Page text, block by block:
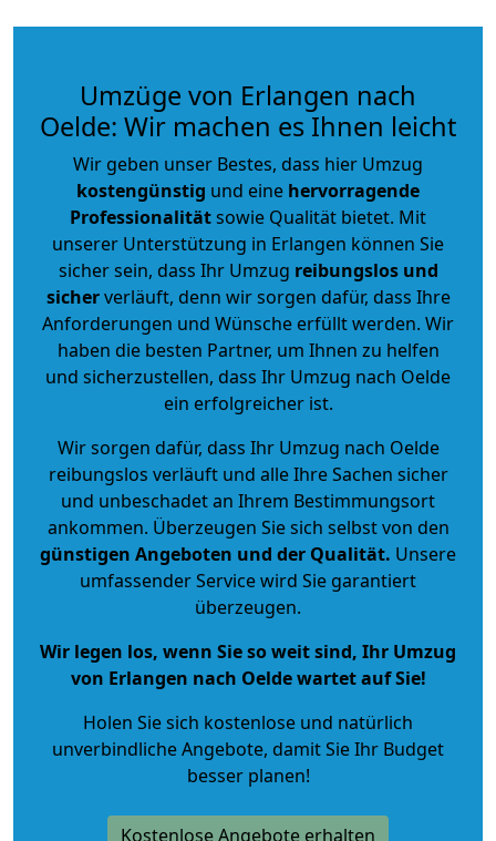
Umzüge von Erlangen nach
Oelde: Wir machen es Ihnen leicht
Wir geben unser Bestes, dass hier Umzug
kostengünstig und eine hervorragende
Professionalitätsowie Qualität bietet. Mit
unserer Unterstützung in Erlangen können Sie
sicher sein, dass Ihr Umzug reibungslos und
sicherverläuft, denn wir sorgen dafür, dass Ihre
Anforderungen und Wünsche erfüllt werden. Wir
haben die besten Partner, um Ihnen zu helfen
und sicherzustellen, dass Ihr Umzug nach Oelde
ein erfolgreicher ist.
Wir sorgen dafür, dass Ihr Umzug nach Oelde
reibungslos verläuft und alle Ihre Sachen sicher
und unbeschadet an Ihrem Bestimmungsort
ankommen. Überzeugen Sie sich selbst von den
günstigen Angeboten und der Qualität. Unsere
umfassender Service wird Sie garantiert
überzeugen.
Wir legen los, wenn Sie so weit sind, Ihr Umzug
von Erlangen nach Oelde wartet auf Sie!
Holen Sie sich kostenlose und natürlich
unverbindliche Angebote, damit Sie Ihr Budget
besser planen!
Kostenlose Angebote erhalten